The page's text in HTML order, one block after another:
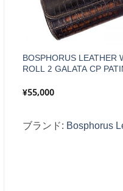
BOSPHORUS LEATHER
ROLL 2 GALATA CP
¥55,000
ブランド: Bosphorus